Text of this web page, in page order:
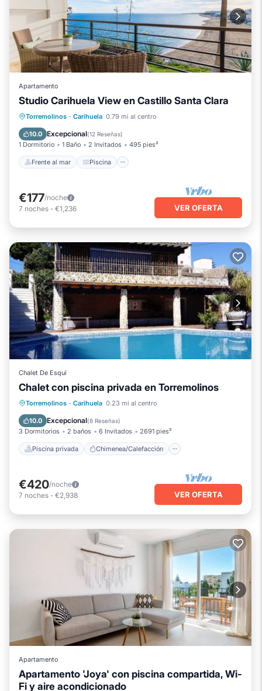
Apartamento
Studio Carihuela View en Castillo Santa Clara
Torremolinos · Carihuela 0.79 mi al centro
10.0 Excepcional(12 Reseñas)
1 Dormitorio 1 Baño 2 Invitados 495 pies²
Frente al mar Piscina
Frente al mar Piscina
Balcón/Terraza
€177/noche
7 noches - €1,236 VER OFERTA
Chalet De Esquí
Chalet con piscina privada en Torremolinos
Torremolinos · Carihuela 0.23 mi al centro
10.0 Excepcional(8 Reseñas)
3 Dormitorios 2 baños 6 Invitados 2691 pies²
Piscina privada Chimenea/Calefacción
Piscina privada
Chimenea/Calefacción
Piscina
Balcón/Terraza
€420/noche
7 noches - €2,938 VER OFERTA
Apartamento
Apartamento 'Joya' con piscina compartida, Wi-
Fi y aire acondicionado